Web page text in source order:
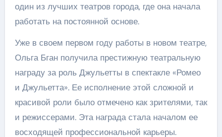
один из лучших театров города, где она начала
работать на постоянной основе.
Уже в своем первом году работы в новом театре,
Ольга Бган получила престижную театральную
награду за роль Джульетты в спектакле «Ромео
и Джульетта». Ее исполнение этой сложной и
красивой роли было отмечено как зрителями, так
и режиссерами. Эта награда стала началом ее
восходящей профессиональной карьеры.